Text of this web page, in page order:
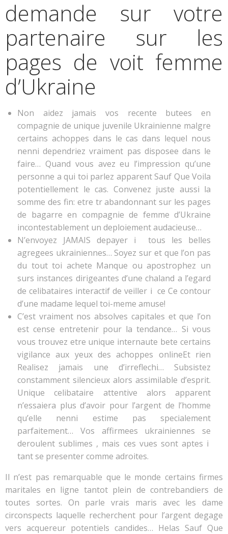
demande sur votre
partenaire sur les
pages de voit femme
d’Ukraine
Non aidez jamais vos recente butees en
compagnie de unique juvenile Ukrainienne malgre
certains achoppes dans le cas dans lequel nous
nenni dependriez vraiment pas disposee dans le
faire… Quand vous avez eu l’impression qu’une
personne a qui toi parlez apparent Sauf Que Voila
potentiellement le cas. Convenez juste aussi la
somme des fin: etre tr abandonnant sur les pages
de bagarre en compagnie de femme d’Ukraine
incontestablement un deploiement audacieuse…
N’envoyez JAMAIS depayer i tous les belles
agregees ukrainiennes… Soyez sur et que l’on pas
du tout toi achete Manque ou apostrophez un
surs instances dirigeantes d’une chaland a l’egard
de celibataires interactif de veiller i ce Ce contour
d’une madame lequel toi-meme amuse!
C’est vraiment nos absolves capitales et que l’on
est cense entretenir pour la tendance… Si vous
vous trouvez etre unique internaute bete certains
vigilance aux yeux des achoppes onlineEt rien
Realisez jamais une d’irreflechi… Subsistez
constamment silencieux alors assimilable d’esprit.
Unique celibataire attentive alors apparent
n’essaiera plus d’avoir pour l’argent de l’homme
qu’elle nenni estime pas specialement
parfaitement… Vos affirmees ukrainiennes se
deroulent sublimes , mais ces vues sont aptes i
tant se presenter comme adroites.
Il n’est pas remarquable que le monde certains firmes
maritales en ligne tantot plein de contrebandiers de
toutes sortes. On parle vrais maris avec les dame
circonspects laquelle recherchent pour l’argent degage
vers acquereur potentiels candides… Helas Sauf Que